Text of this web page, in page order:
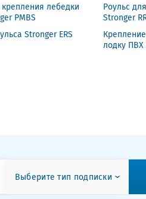
лебедки
PMBS
Роульс
Stronger
Stronger ERS
лодку ПВХ
Выберите тип подписки